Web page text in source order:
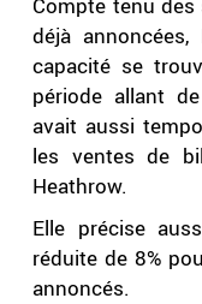
Compte tenu
déjà
capacité se
période allant
avait aussi
les ventes de
Heathrow.
Elle précise
réduite de 8%
annoncés.